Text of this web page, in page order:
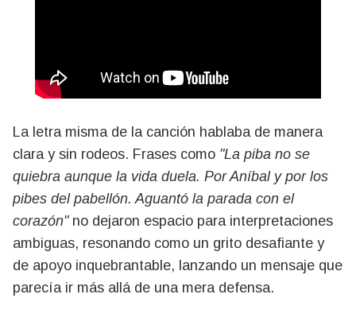
La letra misma de la canción hablaba de manera
clara y sin rodeos. Frases como "La piba no se
quiebra aunque la vida duela. Por Aníbal y por los
pibes del pabellón. Aguantó la parada con el
corazón" no dejaron espacio para interpretaciones
ambiguas, resonando como un grito desafiante y
de apoyo inquebrantable, lanzando un mensaje que
parecía ir más allá de una mera defensa.